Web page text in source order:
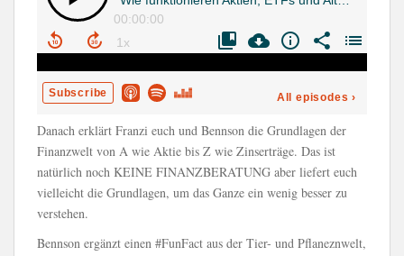
Danach erklärt Franzi euch und Bennson die Grundlagen der
Finanzwelt von A wie Aktie bis Z wie Zinserträge. Das ist
natürlich noch KEINE FINANZBERATUNG aber liefert euch
vielleicht die Grundlagen, um das Ganze ein wenig besser zu
verstehen.
Bennson ergänzt einen #FunFact aus der Tier- und Pflaneznwelt,